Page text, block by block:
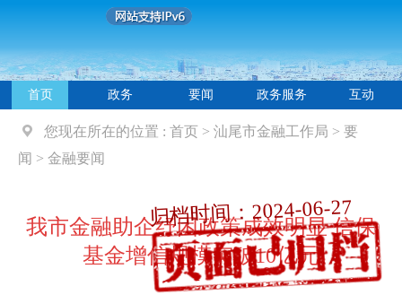
归档时间：2024-06-27
首页 政务 要闻 政务服务 互动
您现在所在的位置 : 首页 > 汕尾市金融工作局 > 要
闻 > 金融要闻
我市金融助企纾困政策成效明显 信保
基金增信规模突破10亿元